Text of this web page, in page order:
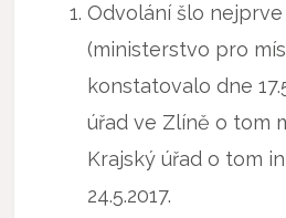
Odvolání šlo nejprve
(ministerstvo pro
konstatovalo dne
úřad ve Zlíně o tom
Krajský úřad o tom
24.5.2017.